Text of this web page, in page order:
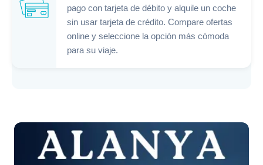
pago con tarjeta de débito y alquile un coche
sin usar tarjeta de crédito. Compare ofertas
online y seleccione la opción más cómoda
para su viaje.